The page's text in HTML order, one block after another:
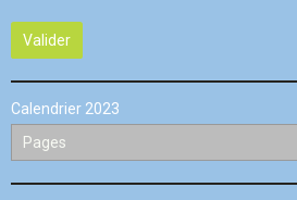
Valider
Calendrier 2023